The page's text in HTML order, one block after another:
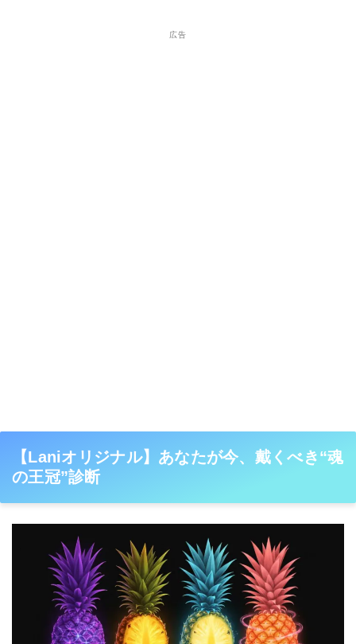
広告
【Laniオリジナル】あなたが今、戴くべき“魂
の王冠”診断